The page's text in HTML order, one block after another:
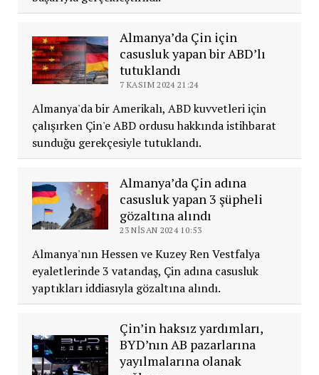
Almanya’da Çin için
casusluk yapan bir ABD’lı
tutuklandı
7 KASIM 2024 21:24
Almanya'da bir Amerikalı, ABD kuvvetleri için
çalışırken Çin'e ABD ordusu hakkında istihbarat
sunduğu gerekçesiyle tutuklandı.
Almanya’da Çin adına
casusluk yapan 3 şüpheli
gözaltına alındı
23 NISAN 2024 10:53
Almanya'nın Hessen ve Kuzey Ren Vestfalya
eyaletlerinde 3 vatandaş, Çin adına casusluk
yaptıkları iddiasıyla gözaltına alındı.
Çin’in haksız yardımları,
BYD’nın AB pazarlarına
yayılmalarına olanak